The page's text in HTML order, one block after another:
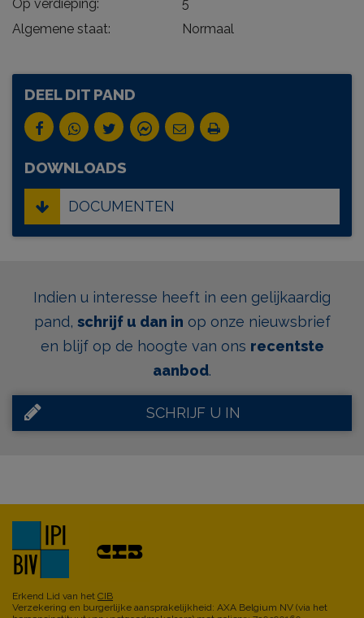
Op verdieping:
5
Algemene staat:
Normaal
DEEL DIT PAND
DOWNLOADS
DOCUMENTEN
Indien u interesse heeft in een gelijkaardig
pand, schrijf u dan in op onze nieuwsbrief
en blijf op de hoogte van ons recentste
aanbod.
SCHRIJF U IN
Erkend Lid van het CIB
Verzekering en burgerlijke aansprakelijkheid: AXA Belgium NV (via het